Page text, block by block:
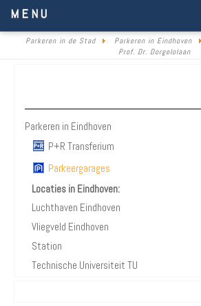
MENU
Parkeren in de Stad Parkeren in Eindhoven
Prof. Dr. Dorgelolaan
Parkeren in Eindhoven
P+R Transferium
Parkeergarages
Locaties in Eindhoven:
Luchthaven Eindhoven
Vliegveld Eindhoven
Station
Technische Universiteit TU